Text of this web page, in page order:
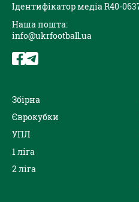
Ідентифікатор медіа R40-
Наша пошта:
info@ukrfootball.ua
Збірна
Єврокубки
УПЛ
1 ліга
2 ліга